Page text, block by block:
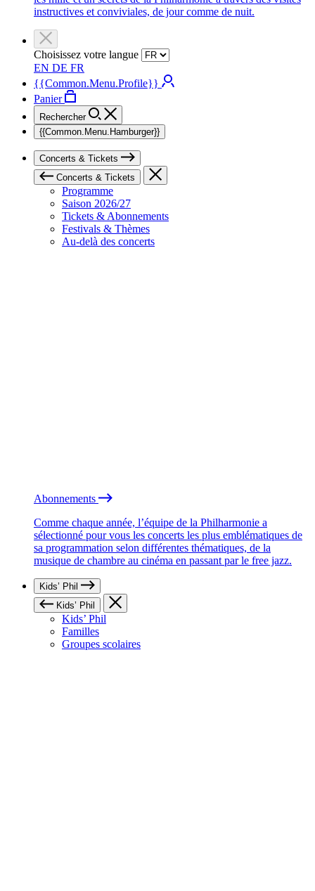
instructives et conviviales, de jour comme de nuit.
Choisissez votre langue
EN DE FR
{{Common.Menu.Profile}}
Panier
Rechercher
{{Common.Menu.Hamburger}}
Concerts & Tickets
Concerts & Tickets
Programme
Saison 2026/27
Tickets & Abonnements
Festivals & Thèmes
Au-delà des concerts
Abonnements
Comme chaque année, l’équipe de la Philharmonie a
sélectionné pour vous les concerts les plus emblématiques de
sa programmation selon différentes thématiques, de la
musique de chambre au cinéma en passant par le free jazz.
Kids’ Phil
Kids’ Phil
Kids’ Phil
Familles
Groupes scolaires